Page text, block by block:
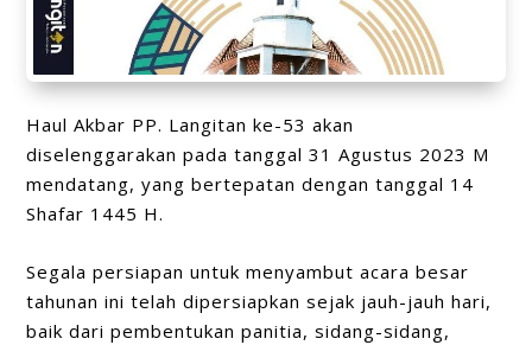
Haul Akbar PP. Langitan ke-53 akan
diselenggarakan pada tanggal 31 Agustus 2023 M
mendatang, yang bertepatan dengan tanggal 14
Shafar 1445 H.
Segala persiapan untuk menyambut acara besar
tahunan ini telah dipersiapkan sejak jauh-jauh hari,
baik dari pembentukan panitia, sidang-sidang,